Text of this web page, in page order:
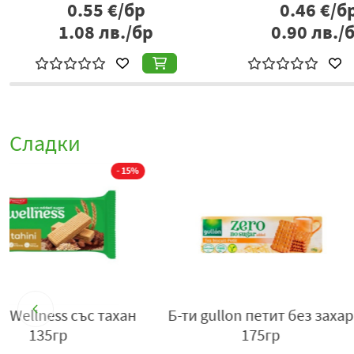
0.55€/бр
1.08лв./бр
0.46€/
0.90лв./
Сладки
Бисквити Хогаренас с
шоколад и семена 207г
Б-ти Гуйон
добавена